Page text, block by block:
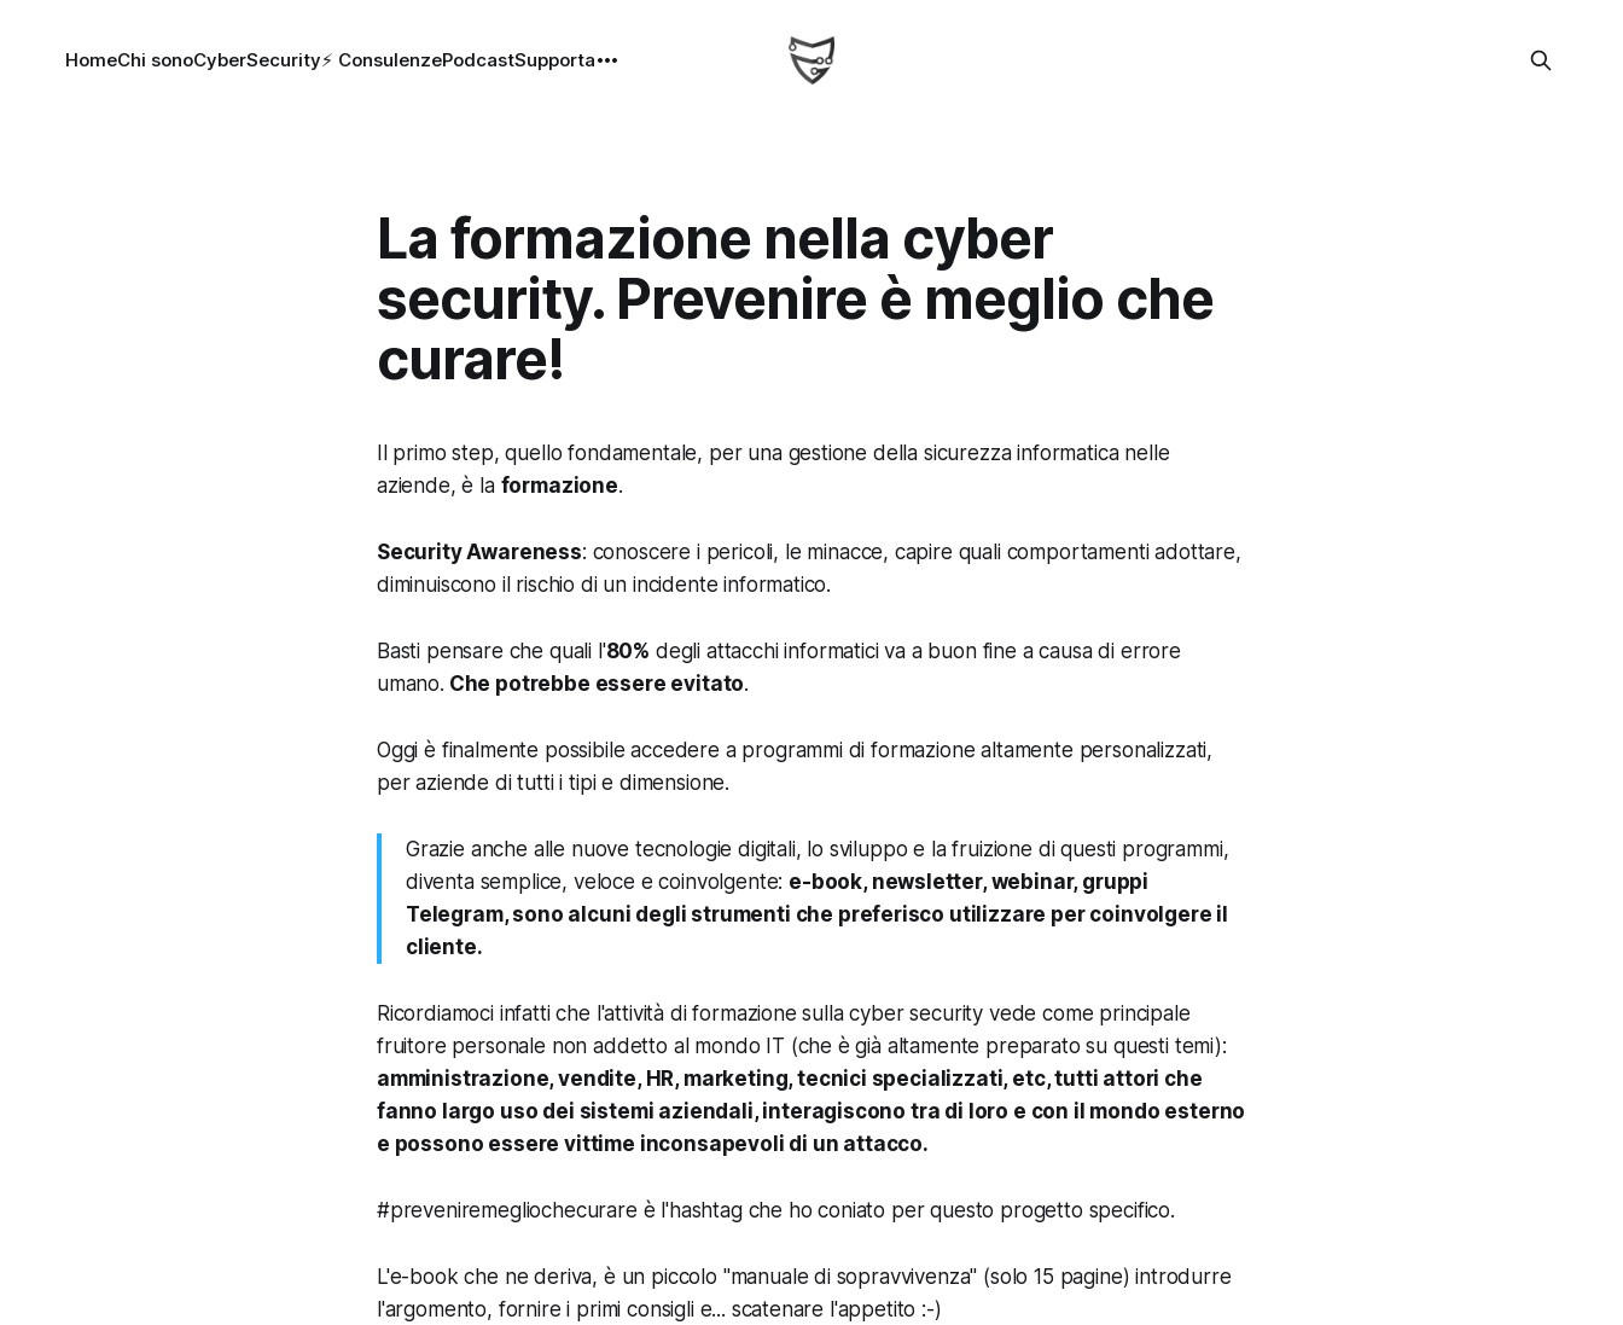
HomeChi sonoCyberSecurity⚡️ ConsulenzePodcastSupporta
La formazione nella cyber
security. Prevenire è meglio che
curare!
Il primo step, quello fondamentale, per una gestione della sicurezza informatica nelle
aziende, è la formazione.
Security Awareness: conoscere i pericoli, le minacce, capire quali comportamenti adottare,
diminuiscono il rischio di un incidente informatico.
Basti pensare che quali l'80% degli attacchi informatici va a buon fine a causa di errore
umano. Che potrebbe essere evitato.
Oggi è finalmente possibile accedere a programmi di formazione altamente personalizzati,
per aziende di tutti i tipi e dimensione.
Grazie anche alle nuove tecnologie digitali, lo sviluppo e la fruizione di questi programmi,
diventa semplice, veloce e coinvolgente: e-book, newsletter, webinar, gruppi
Telegram, sono alcuni degli strumenti che preferisco utilizzare per coinvolgere il
cliente.
Ricordiamoci infatti che l'attività di formazione sulla cyber security vede come principale
fruitore personale non addetto al mondo IT (che è già altamente preparato su questi temi):
amministrazione, vendite, HR, marketing, tecnici specializzati, etc, tutti attori che
fanno largo uso dei sistemi aziendali, interagiscono tra di loro e con il mondo esterno
e possono essere vittime inconsapevoli di un attacco.
#preveniremegliochecurare è l'hashtag che ho coniato per questo progetto specifico.
L'e-book che ne deriva, è un piccolo "manuale di sopravvivenza" (solo 15 pagine) introdurre
l'argomento, fornire i primi consigli e... scatenare l'appetito :-)